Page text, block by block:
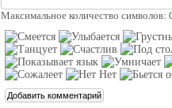
Максимальное количество символов: